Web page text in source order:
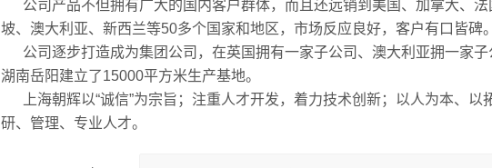
公司产品不但拥有广大的国内客户群体，而且还远销到美国、加拿大、法
坡、澳大利亚、新西兰等50多个国家和地区，市场反应良好，客户有口皆碑。
公司逐步打造成为集团公司，在英国拥有一家子公司、澳大利亚拥一家
湖南岳阳建立了15000平方米生产基地。
上海朝辉以“诚信”为宗旨；注重人才开发，着力技术创新；以人为本、以
研、管理、专业人才。​